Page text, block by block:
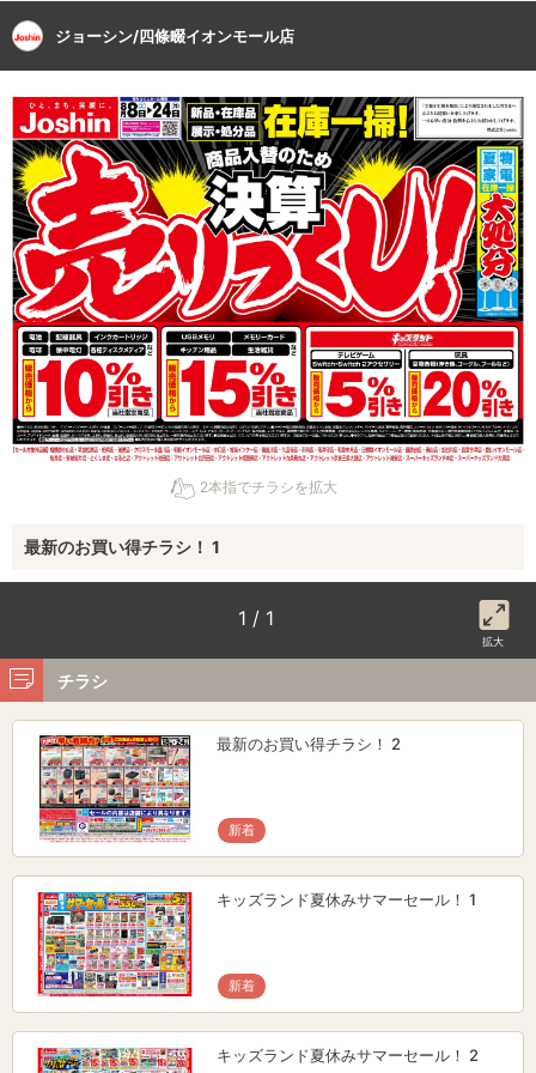
ジョーシン/四條畷イオンモール店
2本指でチラシを拡大
最新のお買い得チラシ！ 1
1 / 1
拡大
チラシ
最新のお買い得チラシ！ 2
新着
キッズランド夏休みサマーセール！ 1
新着
キッズランド夏休みサマーセール！ 2